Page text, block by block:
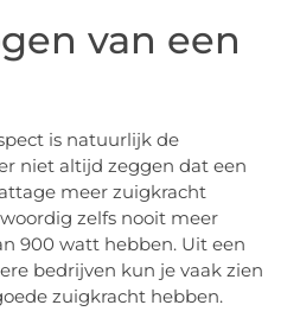
van een
is natuurlijk de
niet altijd zeggen dat een
meer zuigkracht
zelfs nooit meer
900 watt hebben. Uit een
bedrijven kun je vaak zien
zuigkracht hebben.